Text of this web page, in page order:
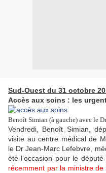
Sud-Ouest du 31 octobre
Accès aux soins : les
Benoît Simian (à gauche) avec le
Vendredi, Benoît Simian,
visite au centre médical de
le Dr Jean-Marc Lefebvre,
été l’occasion pour le député
récemment par la ministre